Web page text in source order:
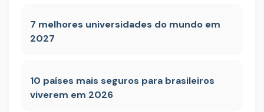
7 melhores universidades do mundo em
2027
10 países mais seguros para brasileiros
viverem em 2026